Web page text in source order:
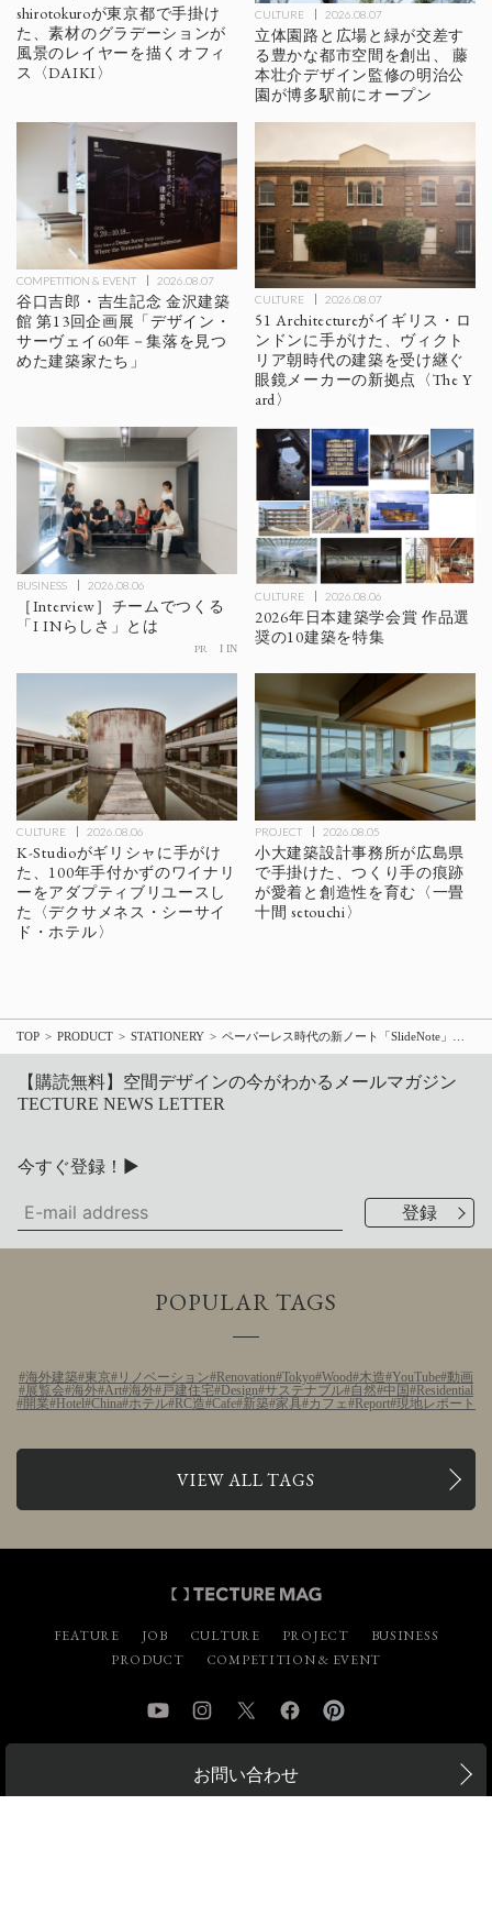
shirotokuroが東京都で手掛け
た、素材のグラデーションが
風景のレイヤーを描くオフィ
ス〈DAIKI〉
CULTURE 2026.08.07
立体園路と広場と緑が交差す
る豊かな都市空間を創出、 藤
本壮介デザイン監修の明治公
園が博多駅前にオープン
COMPETITION & EVENT 2026.08.07
谷口吉郎・吉生記念 金沢建築
館 第13回企画展「デザイン・
サーヴェイ60年－集落を見つ
めた建築家たち」
CULTURE 2026.08.07
51 Architectureがイギリス・ロ
ンドンに手がけた、ヴィクト
リア朝時代の建築を受け継ぐ
眼鏡メーカーの新拠点〈The Y
ard〉
BUSINESS 2026.08.06
［Interview］チームでつくる
「I INらしさ」とは
PR I IN
CULTURE 2026.08.06
2026年日本建築学会賞 作品選
奨の10建築を特集
CULTURE 2026.08.06
K-Studioがギリシャに手がけ
た、100年手付かずのワイナリ
ーをアダプティブリユースし
た〈デクサメネス・シーサイ
ド・ホテル〉
PROJECT 2026.08.05
小大建築設計事務所が広島県
で手掛けた、つくり手の痕跡
が愛着と創造性を育む〈一畳
十間 setouchi〉
TOP PRODUCT STATIONERY
【購読無料】空間デザインの今がわかるメールマガジン
TECTURE NEWS LETTER
今すぐ登録！▶
POPULAR TAGS
海外建築 東京 リノベーション Renovation Tokyo Wood 木造 YouTube 動画
展覧会 海外 Art 海外 戸建住宅 Design サステナブル 自然 中国
Residential
開業
Hotel China ホテル RC造 Cafe 新築 家具 カフェ Report 現地レポート
VIEW ALL TAGS
FEATURE JOB CULTURE PROJECT
BUSINESS
PRODUCT
COMPETITION & EVENT
YouTube InstagramTwitter Facebook
お問い合わせ